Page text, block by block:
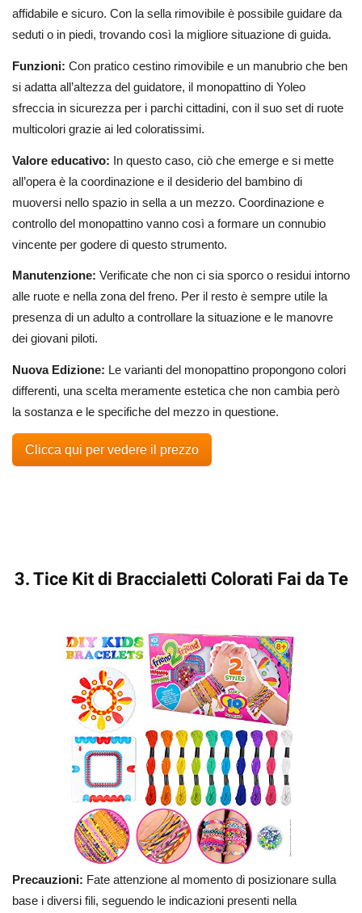
affidabile e sicuro. Con la sella rimovibile è possibile guidare da
seduti o in piedi, trovando così la migliore situazione di guida.
Funzioni: Con pratico cestino rimovibile e un manubrio che ben
si adatta all’altezza del guidatore, il monopattino di Yoleo
sfreccia in sicurezza per i parchi cittadini, con il suo set di ruote
multicolori grazie ai led coloratissimi.
Valore educativo: In questo caso, ciò che emerge e si mette
all’opera è la coordinazione e il desiderio del bambino di
muoversi nello spazio in sella a un mezzo. Coordinazione e
controllo del monopattino vanno così a formare un connubio
vincente per godere di questo strumento.
Manutenzione: Verificate che non ci sia sporco o residui intorno
alle ruote e nella zona del freno. Per il resto è sempre utile la
presenza di un adulto a controllare la situazione e le manovre
dei giovani piloti.
Nuova Edizione: Le varianti del monopattino propongono colori
differenti, una scelta meramente estetica che non cambia però
la sostanza e le specifiche del mezzo in questione.
Clicca qui per vedere il prezzo
3. Tice Kit di Braccialetti Colorati Fai da Te
Precauzioni: Fate attenzione al momento di posizionare sulla
base i diversi fili, seguendo le indicazioni presenti nella